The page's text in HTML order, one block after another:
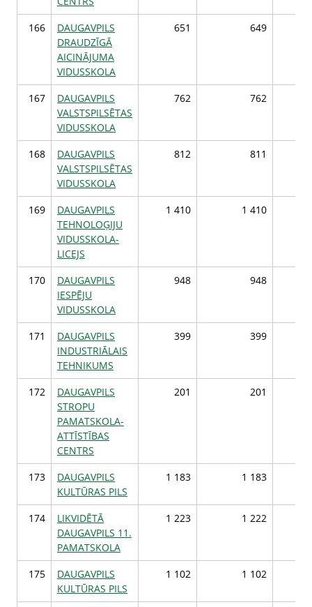
166
DAUGAVPILS
DRAUDZĪGĀ
AICINĀJUMA
VIDUSSKOLA
651 649
167
DAUGAVPILS
VALSTSPILSĒTAS
VIDUSSKOLA
762 762
168
DAUGAVPILS
VALSTSPILSĒTAS
VIDUSSKOLA
812 811
169
DAUGAVPILS
TEHNOLOĢIJU
VIDUSSKOLA-
LICEJS
1 410 1 410
170
DAUGAVPILS
IESPĒJU
VIDUSSKOLA
948 948
171
DAUGAVPILS
INDUSTRIĀLAIS
TEHNIKUMS
399 399
172
DAUGAVPILS
STROPU
PAMATSKOLA-
ATTĪSTĪBAS
CENTRS
201 201
173
DAUGAVPILS
KULTŪRAS PILS
1 183 1 183
174
LIKVIDĒTĀ
DAUGAVPILS 11.
PAMATSKOLA
1 223 1 222
175
DAUGAVPILS
KULTŪRAS PILS
1 102 1 102